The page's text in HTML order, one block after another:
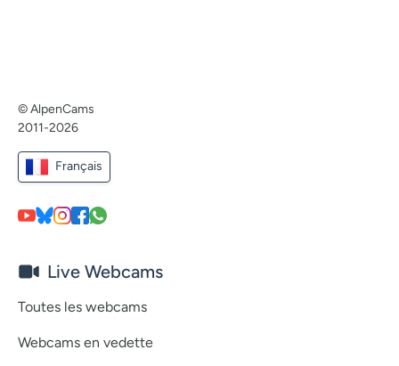
© AlpenCams
2011-2026
Français
Live Webcams
Toutes les webcams
Webcams en vedette